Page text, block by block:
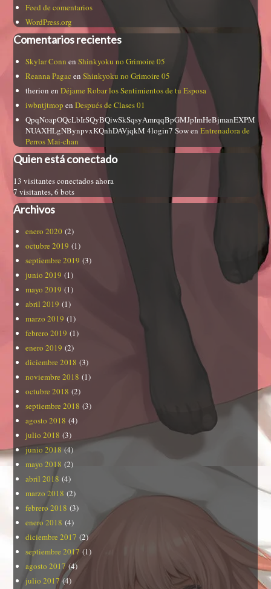
Feed de comentarios
WordPress.org
Comentarios recientes
Skylar Conn enShinkyoku no Grimoire 05
Reanna Pagac enShinkyoku no Grimoire 05
therion enDéjame Robar los Sentimientos de tu Esposa
iwbntjtmop enDespués de Clases 01
QpqNoapOQcLbIrSQyBQiwSkSqsyAmrqqBpGMJpImHeBjmanEXPM
NUAXHLgNBynpvxKQnhDAVjqkM 4login7 SowenEntrenadora de
Perros Mai-chan
Quien está conectado
13 visitantes conectados ahora
7 visitantes,6 bots
Archivos
enero 2020 (2)
octubre 2019 (1)
septiembre 2019 (3)
junio 2019 (1)
mayo 2019 (1)
abril 2019 (1)
marzo 2019 (1)
febrero 2019 (1)
enero 2019 (2)
diciembre 2018 (3)
noviembre 2018 (1)
octubre 2018 (2)
septiembre 2018 (3)
agosto 2018 (4)
julio 2018 (3)
junio 2018(4)
mayo 2018 (2)
abril 2018 (4)
marzo 2018 (2)
febrero 2018 (3)
enero 2018 (4)
diciembre 2017 (2)
septiembre 2017 (1)
agosto 2017(4)
julio 2017(4)